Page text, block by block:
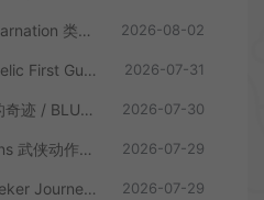
轮回之兽 / Beast of Reincarnation 类魂硬核动作RPG游戏 2026-08-02
遗迹：第一守护者 / The Relic First Guardian 类魂动作RPG游戏 2026-07-31
蔚蓝反射四重奏：少女们的奇迹 / BLUE REFLECTION Quartet 卡通回合制RPG游戏 2026-07-30
亦春秋 / Power Of Seasons 武侠动作ARPG游戏 2026-07-29
天命奇御：归途 / Fate Seeker Journey 肉鸽动作RPG游戏 2026-07-29